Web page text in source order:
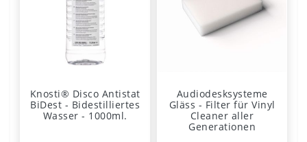
Knosti® Disco Antistat
BiDest - Bidestilliertes
Wasser - 1000ml.
Audiodesksysteme
Gläss - Filter für Vinyl
Cleaner aller
Generationen